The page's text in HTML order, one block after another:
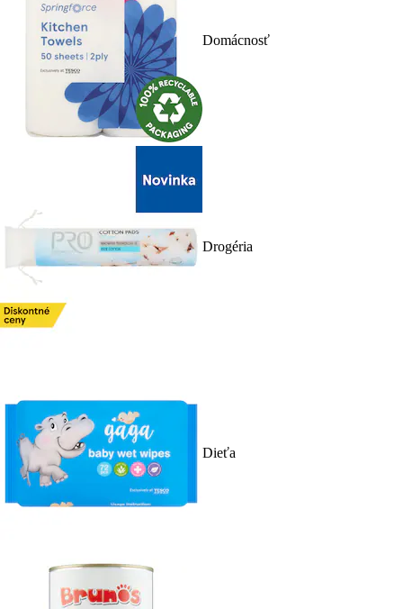
Domácnosť
Drogéria
Dieťa